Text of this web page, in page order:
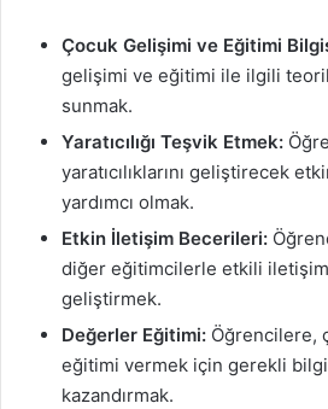
Çocuk Gelişimi ve Eğitimi
gelişimi ve eğitimi ile ilgili
sunmak.
Yaratıcılığı Teşvik Etmek:
yaratıcılıklarını geliştirecek
yardımcı olmak.
Etkin İletişim Becerileri:
diğer eğitimcilerle etkili
geliştirmek.
Değerler Eğitimi: Öğrencilere,
eğitimi vermek için gerekli
kazandırmak.